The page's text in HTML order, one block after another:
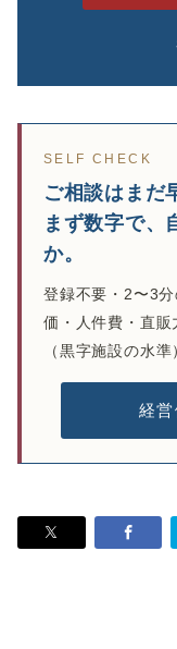
SELF CHECK
ご相談はまだ
まず数字で、
か。
登録不要・2〜3
価・人件費・直
（黒字施設の水
経